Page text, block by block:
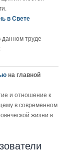
в Свете
труде
на главной
и отношение к
в современном
жизни в